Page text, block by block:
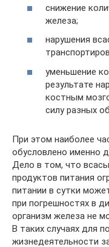
снижение
железа;
нарушения
уменьшение
результате
костным
силу разных
При этом наиболее
обусловлено именно
Дело в том, что
продуктов питания
питании в сутки
при погрешностях в
организм железа не
В таких случаях для
жизнедеятельности